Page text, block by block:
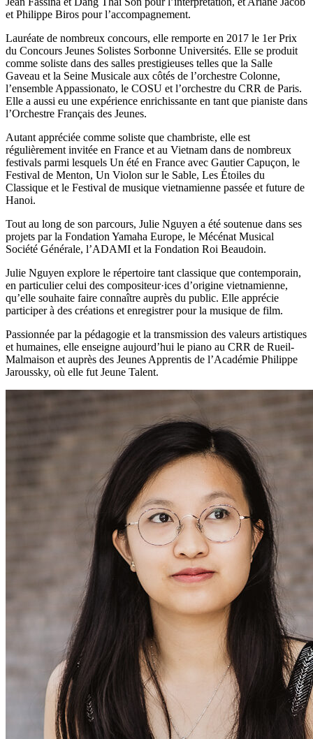
et Philippe Biros pour l’accompagnement.
Lauréate de nombreux concours, elle remporte en 2017 le 1er Prix
du Concours Jeunes Solistes Sorbonne Universités. Elle se produit
comme soliste dans des salles prestigieuses telles que la Salle
Gaveau et la Seine Musicale aux côtés de l’orchestre Colonne,
l’ensemble Appassionato, le COSU et l’orchestre du CRR de Paris.
Elle a aussi eu une expérience enrichissante en tant que pianiste dans
l’Orchestre Français des Jeunes.
Autant appréciée comme soliste que chambriste, elle est
régulièrement invitée en France et au Vietnam dans de nombreux
festivals parmi lesquels Un été en France avec Gautier Capuçon, le
Festival de Menton, Un Violon sur le Sable, Les Étoiles du
Classique et le Festival de musique vietnamienne passée et future de
Hanoi.
Tout au long de son parcours, Julie Nguyen a été soutenue dans ses
projets par la Fondation Yamaha Europe, le Mécénat Musical
Société Générale, l’ADAMI et la Fondation Roi Beaudoin.
Julie Nguyen explore le répertoire tant classique que contemporain,
en particulier celui des compositeur·ices d’origine vietnamienne,
qu’elle souhaite faire connaître auprès du public. Elle apprécie
participer à des créations et enregistrer pour la musique de film.
Passionnée par la pédagogie et la transmission des valeurs artistiques
et humaines, elle enseigne aujourd’hui le piano au CRR de Rueil-
Malmaison et auprès des Jeunes Apprentis de l’Académie Philippe
Jaroussky, où elle fut Jeune Talent.